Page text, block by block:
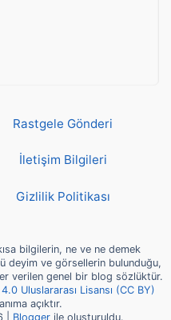
Rastgele Gönderi
İletişim Bilgileri
Gizlilik Politikası
bilgilerin, ne ve ne demek
deyim ve görsellerin bulunduğu,
verilen genel bir blog sözlüktür.
Uluslararası Lisansı (CC BY)
açıktır.
| Blogger ile oluşturuldu.